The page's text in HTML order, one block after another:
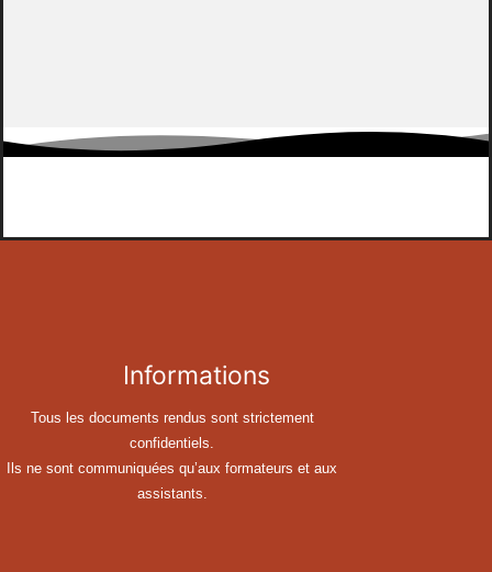
Informations
Tous les documents rendus sont strictement
confidentiels.
Ils ne sont communiquées qu’aux formateurs et aux
assistants.